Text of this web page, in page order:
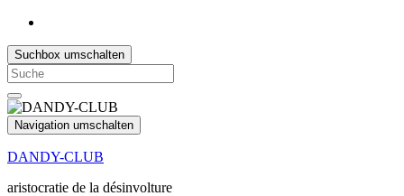
Suchbox umschalten
Search
for:
Navigation umschalten
DANDY-CLUB
aristocratie de la désinvolture